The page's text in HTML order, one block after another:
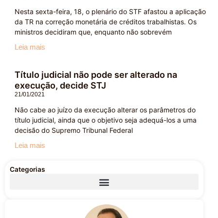
Nesta sexta-feira, 18, o plenário do STF afastou a aplicação
da TR na correção monetária de créditos trabalhistas. Os
ministros decidiram que, enquanto não sobrevém
Leia mais
Título judicial não pode ser alterado na
execução, decide STJ
21/01/2021
Não cabe ao juízo da execução alterar os parâmetros do
título judicial, ainda que o objetivo seja adequá-los a uma
decisão do Supremo Tribunal Federal
Leia mais
Categorias